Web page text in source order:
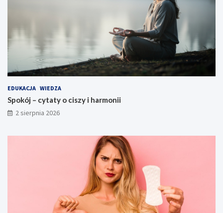
EDUKACJA WIEDZA
Spokój – cytaty o ciszy i harmonii
2 sierpnia 2026